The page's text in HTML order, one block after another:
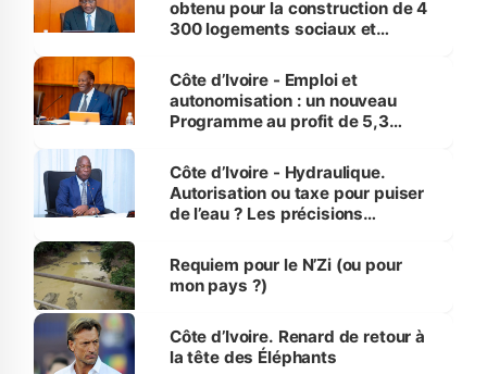
obtenu pour la construction de 4
300 logements sociaux et
et Yamoussoukro
Côte d’Ivoire - Emploi et
autonomisation : un nouveau
Programme au profit de 5,3
Côte d’Ivoire - Hydraulique.
Autorisation ou taxe pour puiser
de l’eau ? Les précisions
Requiem pour le N’Zi (ou pour
mon pays ?)
Côte d’Ivoire. Renard de retour à
la tête des Éléphants